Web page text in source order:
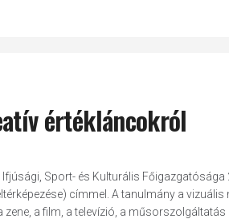
értékláncokról
Sport- és Kulturális
címmel. A tanulmány a
zene, a film, a televízió, a